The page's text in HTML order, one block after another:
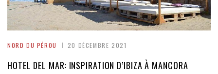
NORD DU PÉROU 20 DÉCEMBRE 2021
HOTEL DEL MAR: INSPIRATION D’IBIZA À MANCORA